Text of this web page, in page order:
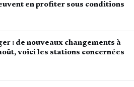
en profiter sous conditions
: de nouveaux changements à
voici les stations concernées